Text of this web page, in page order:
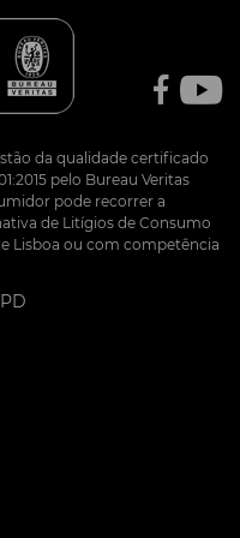
da qualidade certificado
pelo Bureau Veritas
pode recorrer a
de Litígios de Consumo
Lisboa ou com competência